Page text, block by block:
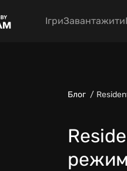
ІгриЗавантажити
Блог